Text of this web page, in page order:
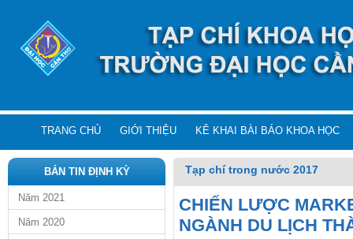
TRANG CHỦ GIỚI THIỆU KÊ KHAI BÀI BÁO KHOA HỌC
BẢN TIN ĐỊNH KỲ
Năm 2021
Năm 2020
Tạp chí trong nước 2017
CHIẾN LƯỢC
NGÀNH DU LỊCH